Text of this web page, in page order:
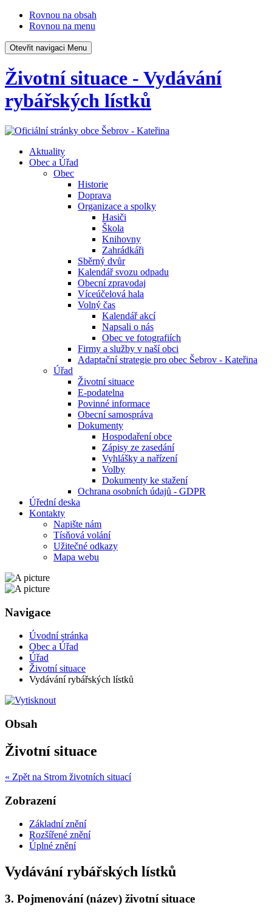
Rovnou na obsah
Rovnou na menu
Otevřit navigaci Menu
Životní situace - Vydávání
rybářských lístků
Aktuality
Obec a Úřad
Obec
Historie
Doprava
Organizace a spolky
Hasiči
Škola
Knihovny
Zahrádkáři
Sběrný dvůr
Kalendář svozu odpadu
Obecní zpravodaj
Víceúčelová hala
Volný čas
Kalendář akcí
Napsali o nás
Obec ve fotografiích
Firmy a služby v naší obci
Adaptační strategie pro obec Šebrov - Kateřina
Úřad
Životní situace
E-podatelna
Povinné informace
Obecní samospráva
Dokumenty
Hospodaření obce
Zápisy ze zasedání
Vyhlášky a nařízení
Volby
Dokumenty ke stažení
Ochrana osobních údajů - GDPR
Úřední deska
Kontakty
Napište nám
Tísňová volání
Užitečné odkazy
Mapa webu
Navigace
Úvodní stránka
Obec a Úřad
Úřad
Životní situace
Vydávání rybářských lístků
Obsah
Životní situace
« Zpět na Strom životních situací
Zobrazení
Základní znění
Rozšířené znění
Úplné znění
Vydávání rybářských lístků
3. Pojmenování (název) životní situace